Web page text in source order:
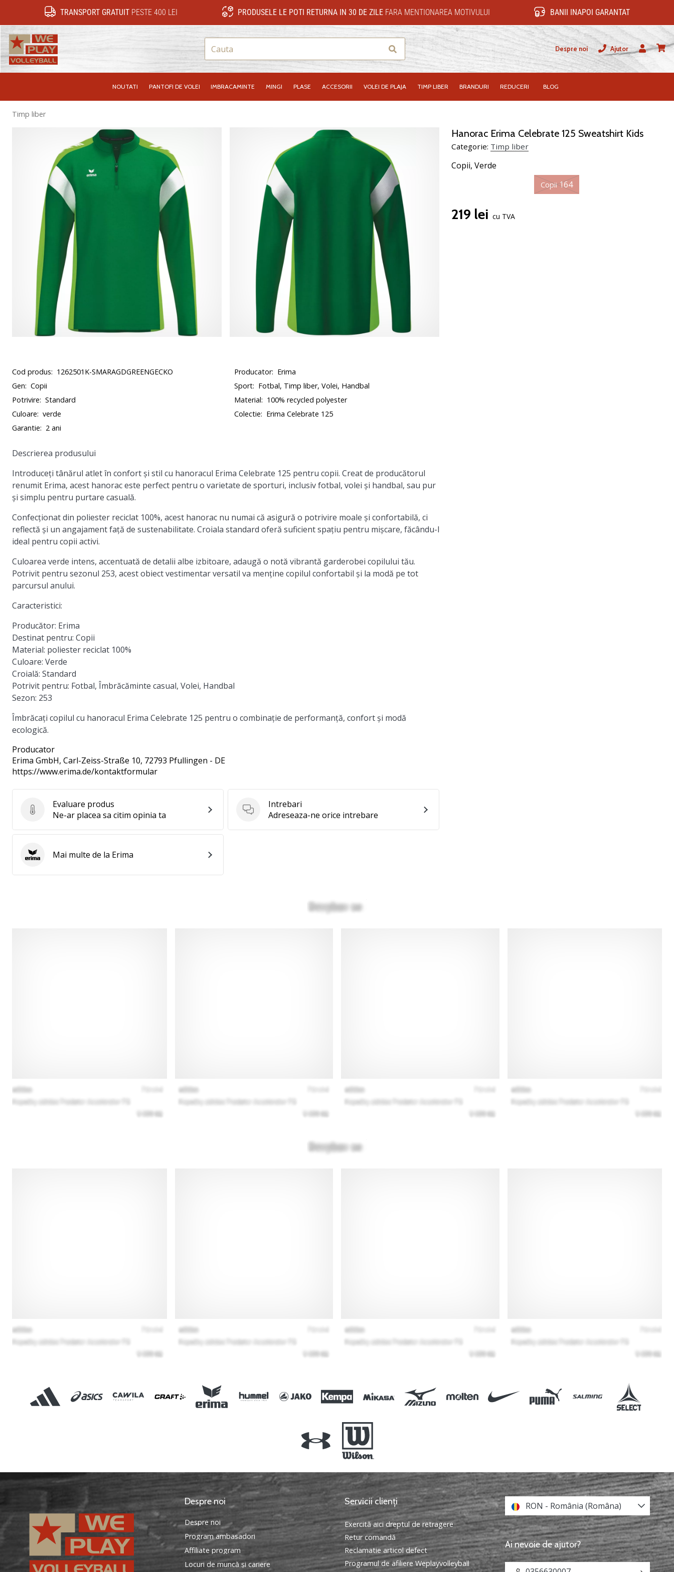
TRANSPORT GRATUITPESTE 400 LEI PRODUSELE LE POTI RETURNA IN 30 DE ZILEFARA MENTIONAREA MOTIVULUI BANII INAPOI GARANTAT
Cauta Despre noi
Ajutor
Utilizator
NOUTATI PANTOFI DE VOLEI IMBRACAMINTE MINGI PLASE ACCESORII VOLEI DE PLAJA TIMP LIBER BRANDURI REDUCERI BLOG
Timp liber
Hanorac Erima Celebrate 125 Sweatshirt Kids
Categorie: Timp liber
Copii, Verde
Copii 164
219 lei cu TVA
Cod produs: 1262501K-SMARAGDGREENGECKO Producator: Erima
Gen: Copii Sport: Fotbal, Timp liber, Volei, Handbal
Potrivire: Standard Material: 100% recycled polyester
Culoare: verde Colectie: Erima Celebrate 125
Garantie: 2 ani
Descrierea produsului
Introduceți tânărul atlet în confort și stil cu hanoracul Erima Celebrate 125 pentru copii. Creat de producătorul
renumit Erima, acest hanorac este perfect pentru o varietate de sporturi, inclusiv fotbal, volei și handbal, sau pur
și simplu pentru purtare casuală.
Confecționat din poliester reciclat 100%, acest hanorac nu numai că asigură o potrivire moale și confortabilă, ci
reflectă și un angajament față de sustenabilitate. Croiala standard oferă suficient spațiu pentru mișcare, făcându-l
ideal pentru copii activi.
Culoarea verde intens, accentuată de detalii albe izbitoare, adaugă o notă vibrantă garderobei copilului tău.
Potrivit pentru sezonul 253, acest obiect vestimentar versatil va menține copilul confortabil și la modă pe tot
parcursul anului.
Caracteristici:
Producător: Erima
Destinat pentru: Copii
Material: poliester reciclat 100%
Culoare: Verde
Croială: Standard
Potrivit pentru: Fotbal, Îmbrăcăminte casual, Volei, Handbal
Sezon: 253
Îmbrăcați copilul cu hanoracul Erima Celebrate 125 pentru o combinație de performanță, confort și modă
ecologică.
Producator
Erima GmbH, Carl-Zeiss-Straße 10, 72793 Pfullingen - DE
https://www.erima.de/kontaktformular
Evaluare produs
Evaluare produs
Ne-ar placea sa citim opinia ta
Intrebari
Intrebari
Adreseaza-ne orice intrebare
ErimaMai multe de la Erima
Despre noi
Despre noi
Program ambasadori
Affiliate program
Locuri de muncă și cariere
Servicii clienți
Exercită aici dreptul de retragere
Retur comandă
Reclamatie articol defect
Programul de afiliere Weplayvolleyball
RON - România (Româna)
Ai nevoie de ajutor?